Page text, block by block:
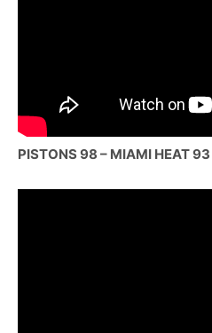
PISTONS 98 – MIAMI HEAT 93